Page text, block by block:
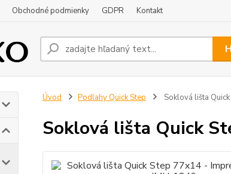
Obchodné podmienky GDPR Kontakt
Úvod Podlahy Quick Step Soklová lišta
Soklová lišta Quick